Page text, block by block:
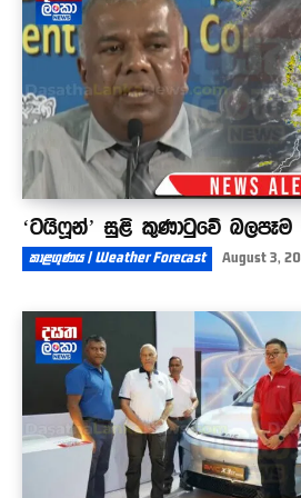
‘ටයිෆූන්’ සුළි කුණාටුවේ බලපෑම
කාළගුණය | Weather Forecast August 3,